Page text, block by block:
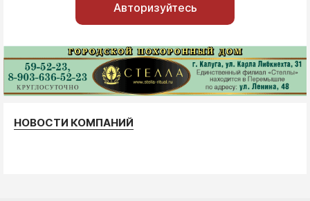
Авторизуйтесь
НОВОСТИ КОМПАНИЙ